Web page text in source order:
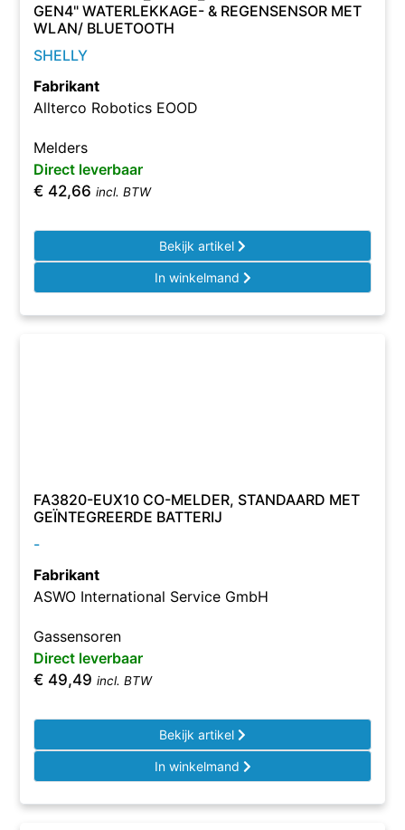
GEN4" WATERLEKKAGE- & REGENSENSOR MET
WLAN/ BLUETOOTH
SHELLY
Fabrikant
Allterco Robotics EOOD
Melders
Direct leverbaar
€ 42,66 incl. BTW
Bekijk artikel
In winkelmand
FA3820-EUX10 CO-MELDER, STANDAARD MET
GEÏNTEGREERDE BATTERIJ
-
Fabrikant
ASWO International Service GmbH
Gassensoren
Direct leverbaar
€ 49,49 incl. BTW
Bekijk artikel
In winkelmand